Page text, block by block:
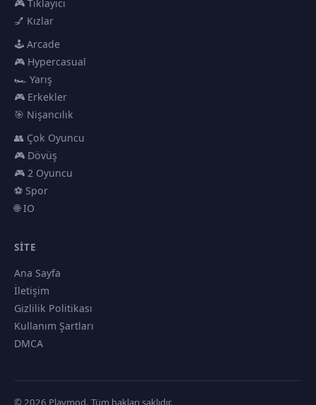
🎮 Tıklayıcı
💅 Kızlar
🕹️ Arcade
🎮 Hypercasual
🏎️ Yarış
🎮 Erkekler
🎯 Nişancılık
👥 Çok Oyuncu
🎮 Dövüş
🎮 2 Oyuncu
⚽ Spor
🌐 IO
SITE
Ana Sayfa
İletişim
Gizlilik Politikası
Kullanım Şartları
DMCA
© 2026 Playmod. Tüm hakları saklıdır.